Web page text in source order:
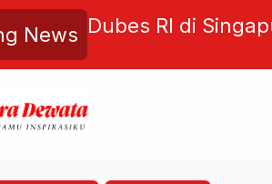
News
Paket
hingga
Dubes RI di